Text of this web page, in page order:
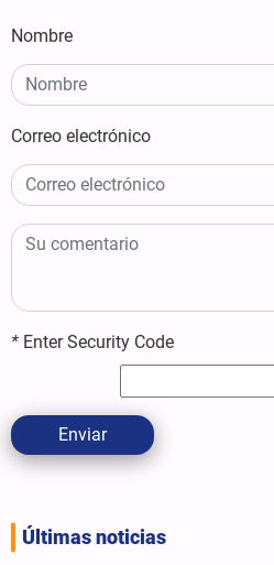
Nombre
Correo electrónico
* Enter Security Code
Enviar
Últimas noticias